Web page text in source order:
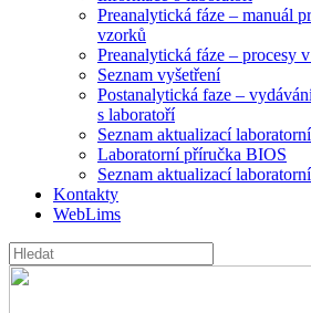
Preanalytická fáze – manuál
vzorků
Preanalytická fáze – procesy
Seznam vyšetření
Postanalytická faze –
s laboratoří
Seznam aktualizací
Laboratorní příručka BIOS
Seznam aktualizací
Kontakty
WebLims